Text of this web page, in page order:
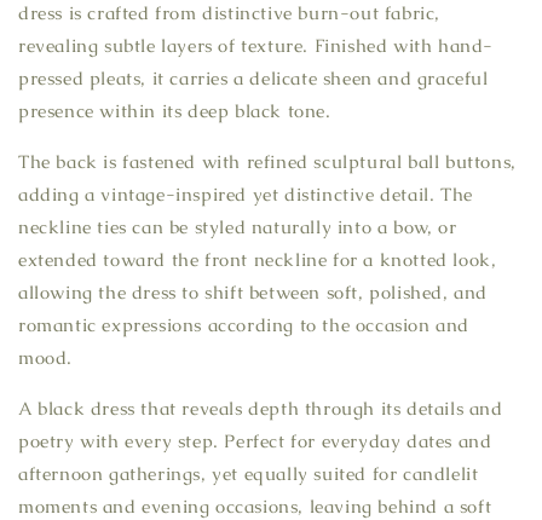
dress is crafted from distinctive burn-out fabric,
revealing subtle layers of texture. Finished with hand-
pressed pleats, it carries a delicate sheen and graceful
presence within its deep black tone.
The back is fastened with refined sculptural ball buttons,
adding a vintage-inspired yet distinctive detail. The
neckline ties can be styled naturally into a bow, or
extended toward the front neckline for a knotted look,
allowing the dress to shift between soft, polished, and
romantic expressions according to the occasion and
mood.
A black dress that reveals depth through its details and
poetry with every step. Perfect for everyday dates and
afternoon gatherings, yet equally suited for candlelit
moments and evening occasions, leaving behind a soft